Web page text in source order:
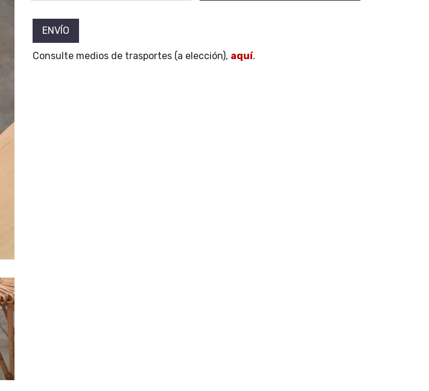
ENVÍO
Consulte medios de trasportes (a elección), aquí.